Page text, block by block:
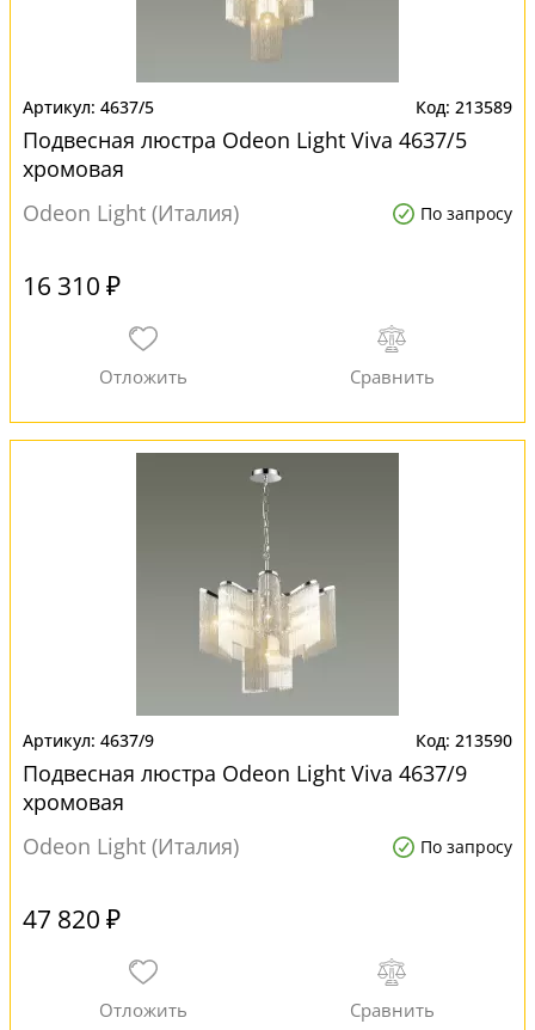
4637/5 213589
Подвесная люстра Odeon Light Viva 4637/5
хромовая
Odeon Light (Италия)
По запросу
16 310 ₽
4637/9 213590
Подвесная люстра Odeon Light Viva 4637/9
хромовая
Odeon Light (Италия)
По запросу
47 820 ₽